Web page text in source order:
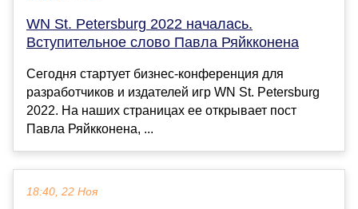
WN St. Petersburg 2022 началась.
Вступительное слово Павла Ряйкконена
Сегодня стартует бизнес-конференция для
разработчиков и издателей игр WN St. Petersburg
2022. На наших страницах ее открывает пост
Павла Ряйкконена, ...
18:40, 22 Ноя